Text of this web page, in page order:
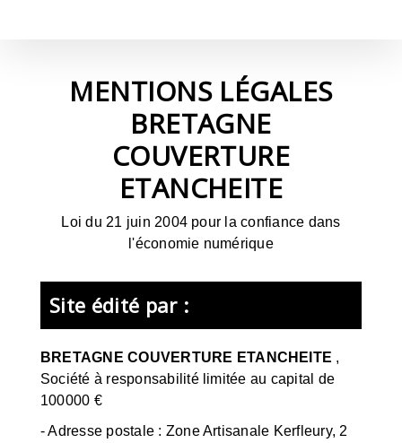
MENTIONS LÉGALES
BRETAGNE
COUVERTURE
ETANCHEITE
Loi du 21 juin 2004 pour la confiance dans
l'économie numérique
Site édité par :
BRETAGNE COUVERTURE ETANCHEITE ,
Société à responsabilité limitée au capital de
100000 €
- Adresse postale : Zone Artisanale Kerfleury, 2